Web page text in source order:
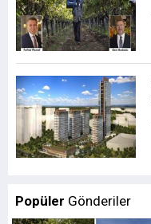
Popüler Gönderiler